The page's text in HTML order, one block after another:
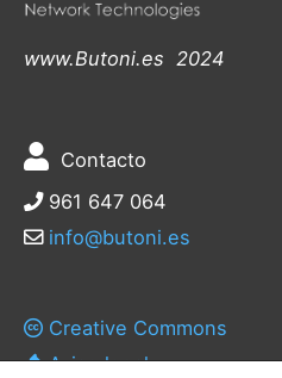
www.Butoni.es 2024
Contacto
961 647 064
info@butoni.es
Creative Commons
Aviso legal